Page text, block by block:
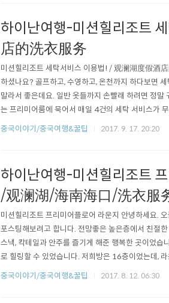
하이난여행-미션힐리조트
店的洗衣服务
미션힐리조트 세탁서비스 이용법! / 观澜湖度假酒
하셨나요? 골프하고, 수영하고, 온천까지 하다보면
말라서 좋은데요. 일반 옷들까지 손빨래 하려면 정
는 프리미어룸에 묵어서 매일 4건의 세탁 서비스가
서를 작성하셔야 해요. 객실에 놓여있는 이 표를 찾아
중국이야기/중국여행&꿀팁 2017. 9. 17. 20:20
하이난여행-미션힐리조트
/观澜湖/海南海口/洗衣服
미션힐리조트 프리미어플로어 라운지 안녕하세요.
포스팅해보려고 합니다. 전망좋은 높은층에서 친절
스낵, 칵테일과 안주를 즐기게 해준 행복한 곳이었습
로 힐링할 수 있었습니다. 저희방은 16층이었는데,
층 전담 담당자들이 항시 대기하고있어 각종 불편한
중국이야기/중국여행&꿀팁 2017. 8. 12. 06:30